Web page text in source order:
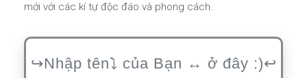
mới với các kí tự độc đáo và phong cách.